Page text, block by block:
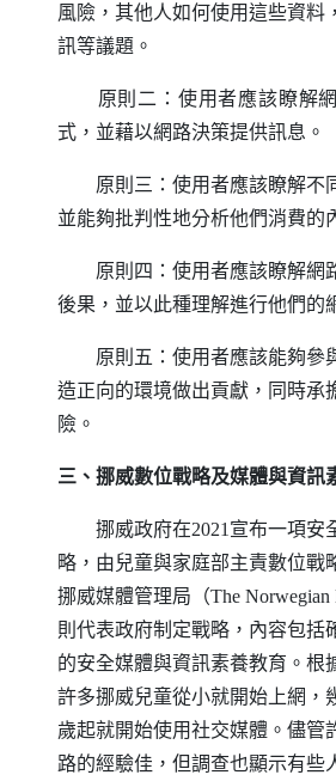
風險，其他人如何使用這些資料
訊等議題。
原則二：使用者應該瞭解網
式，並藉以網路決策提供訊息。
原則三：使用者應該瞭解不
並能夠批判性地分析他們消費的
原則四：使用者應該瞭解網
後果，並以此種理解進行他們的
原則五：使用者應該能夠參
造正向的環境做出貢獻，同時承
險。
三、挪威數位戰略及媒體與資訊
挪威政府在2021宣布一項安
略，由兒童與家庭部主責數位戰
挪威媒體管理局（The
則代表政府制定戰略，內容包括
的安全媒體與資訊素養教育。根
許多挪威兒童從小就開始上網，
歲起就開始使用社交媒體。儘管
路的經驗佳，但調查也顯示有些